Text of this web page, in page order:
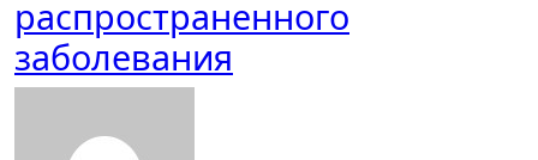
распространенного
заболевания